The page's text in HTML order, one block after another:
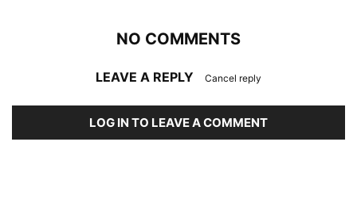
NO COMMENTS
LEAVE A REPLY Cancel reply
LOG IN TO LEAVE A COMMENT